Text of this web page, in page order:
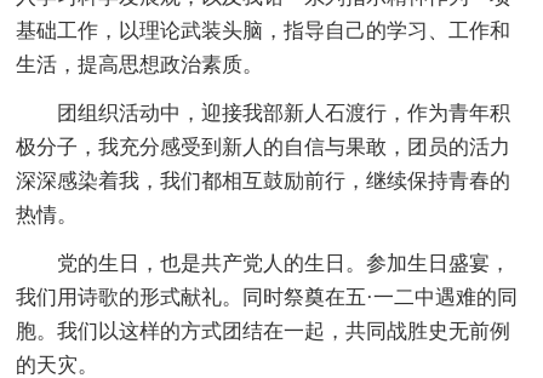
基础工作，以理论武装头脑，指导自己的学习、工作和
生活，提高思想政治素质。
团组织活动中，迎接我部新人石渡行，作为青年积
极分子，我充分感受到新人的自信与果敢，团员的活力
深深感染着我，我们都相互鼓励前行，继续保持青春的
热情。
党的生日，也是共产党人的生日。参加生日盛宴，
我们用诗歌的形式献礼。同时祭奠在五·一二中遇难的同
胞。我们以这样的方式团结在一起，共同战胜史无前例
的天灾。